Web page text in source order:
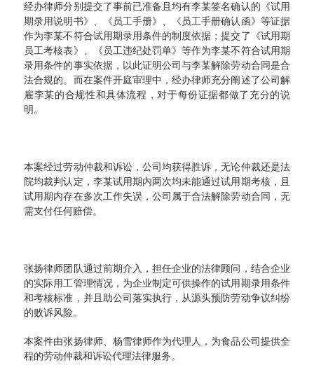
经办律师分别提交了事前已准备且均有李某签名确认的《试用
期录用说明书》、《员工手册》、《员工手册确认函》等证据
作为李某不符合试用期录用条件的制度依据；提交了《试用期
员工考核表》、《员工违纪处罚单》等作为李某不符合试用期
录用条件的事实依据，以此证明公司与李某解除劳动合同是合
法合规的。而在案件开庭审理中，经办律师充分阐述了公司解
雇李某的合规性和具体流程，对于每份证据都做了充分的说
明。
本案经过劳动仲裁和诉讼，公司均获得胜诉，无论仲裁还是法
院均裁判认定，李某试用期内两次均未能通过试用期考核，且
试用期内存在多次工作失误，公司属于合法解除劳动合同，无
需支付任何赔偿。
张扬律师团队通过前期介入，担任企业的法律顾问，结合企业
的实际用工管理情况，为企业制定可供操作的试用期录用条件
和考核标准，并且助公司落实执行，从源头预防劳动争议纠纷
的败诉风险。
本案件由张扬律师、杨雪律师作为代理人，为食品公司提供全
程的劳动仲裁和诉讼代理法律服务。